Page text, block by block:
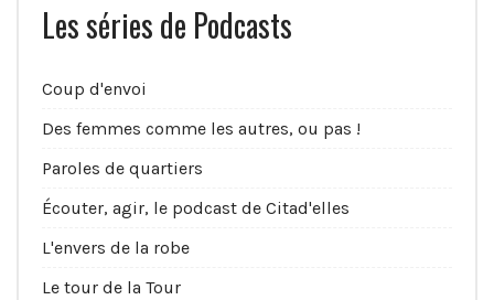
Les séries de Podcasts
Coup d'envoi
Des femmes comme les autres, ou pas !
Paroles de quartiers
Écouter, agir, le podcast de Citad'elles
L'envers de la robe
Le tour de la Tour